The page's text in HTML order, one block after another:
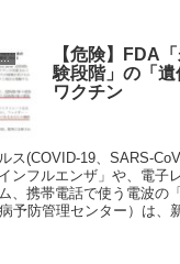
新型コロナウイルス・ワクチン
【危険】FDA
験段階」の「遺
ワクチン
ス(COVID-19、SARS-
ンフルエンザ」や、電子
、携帯電話で使う電波の
予防管理センター）は、